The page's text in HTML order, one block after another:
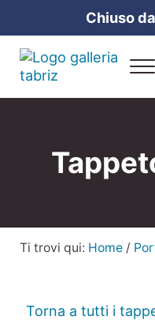
Passa al contenuto
Skip to header right
Skip to site footer
Chiuso
Galleria Tabriz
Ti trovi qui: Home /
Torna a tutti i